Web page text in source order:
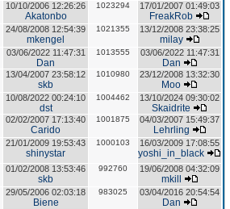
10/10/2006 12:26:26
Akatonbo
1023294 17/01/2007 01:49:03
FreakRob
24/08/2008 12:54:39
mkengel
1021355 13/12/2008 23:38:25
milay
03/06/2022 11:47:31
Dan
1013555 03/06/2022 11:47:31
Dan
13/04/2007 23:58:12
skb
1010980 23/12/2008 13:32:30
Moo
10/08/2022 00:24:10
dst
1004462 13/10/2024 09:30:02
Skaidrite
02/02/2007 17:13:40
Carido
1001875 04/03/2007 15:49:37
Lehrling
21/01/2009 19:53:43
shinystar
1000103 16/03/2009 17:08:55
yoshi_in_black
01/02/2008 13:53:46
skb
992760 19/06/2008 04:32:09
mkill
29/05/2006 02:03:18
Biene
983025 03/04/2016 20:54:54
Dan